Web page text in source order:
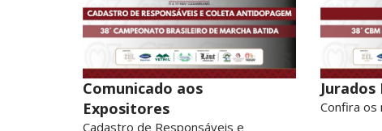
Comunicado aos
Expositores
Cadastro de Responsáveis e
Jurados
Confira os